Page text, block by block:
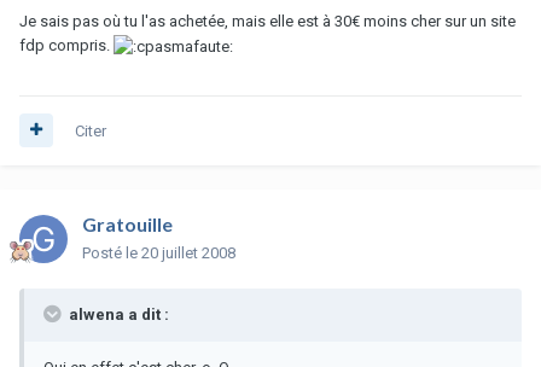
Je sais pas où tu l'as achetée, mais elle est à 30€ moins cher sur un site
fdp compris.
Citer
Gratouille
Posté le 20 juillet 2008
alwena a dit :